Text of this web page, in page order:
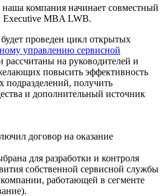
компания начинает совместный
Executive MBA LWB.
проведен цикл открытых
управлению сервисной
рассчитаны на руководителей и
повысить эффективность
подразделений, получить
и дополнительный источник
договор на оказание
для разработки и контроля
собственной сервисной службы
работающей в сегменте